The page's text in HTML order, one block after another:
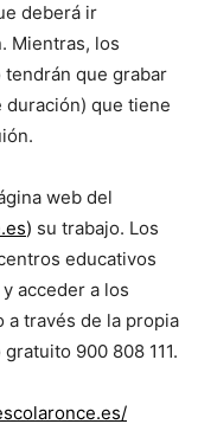
deberá ir
Mientras, los
tendrán que grabar
duración) que tiene
web del
) su trabajo. Los
educativos
acceder a los
a través de la propia
900 808 111.